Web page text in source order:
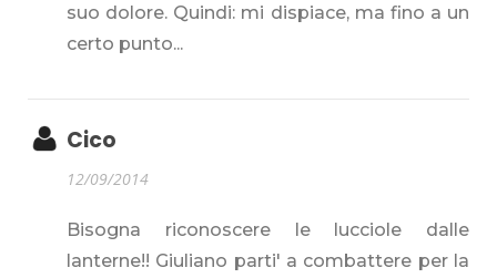
suo dolore. Quindi: mi dispiace, ma fino a un
certo punto...
Cico
12/09/2014
Bisogna riconoscere le lucciole dalle
lanterne!! Giuliano parti' a combattere per la